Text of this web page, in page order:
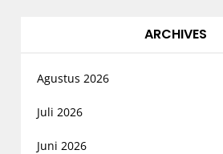
ARCHIVES
Agustus 2026
Juli 2026
Juni 2026